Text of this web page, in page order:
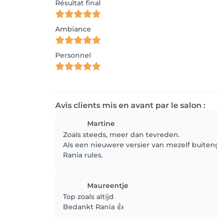
Résultat final
Ambiance
Personnel
Avis clients mis en avant par le salon :
Martine
Zoals steeds, meer dan tevreden.
Als een nieuwere versier van mezelf
Rania rules.
Maureentje
Top zoals altijd
Bedankt Rania 👍